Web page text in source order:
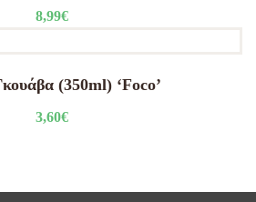
8,99€
(350ml) ‘Foco’
3,60€